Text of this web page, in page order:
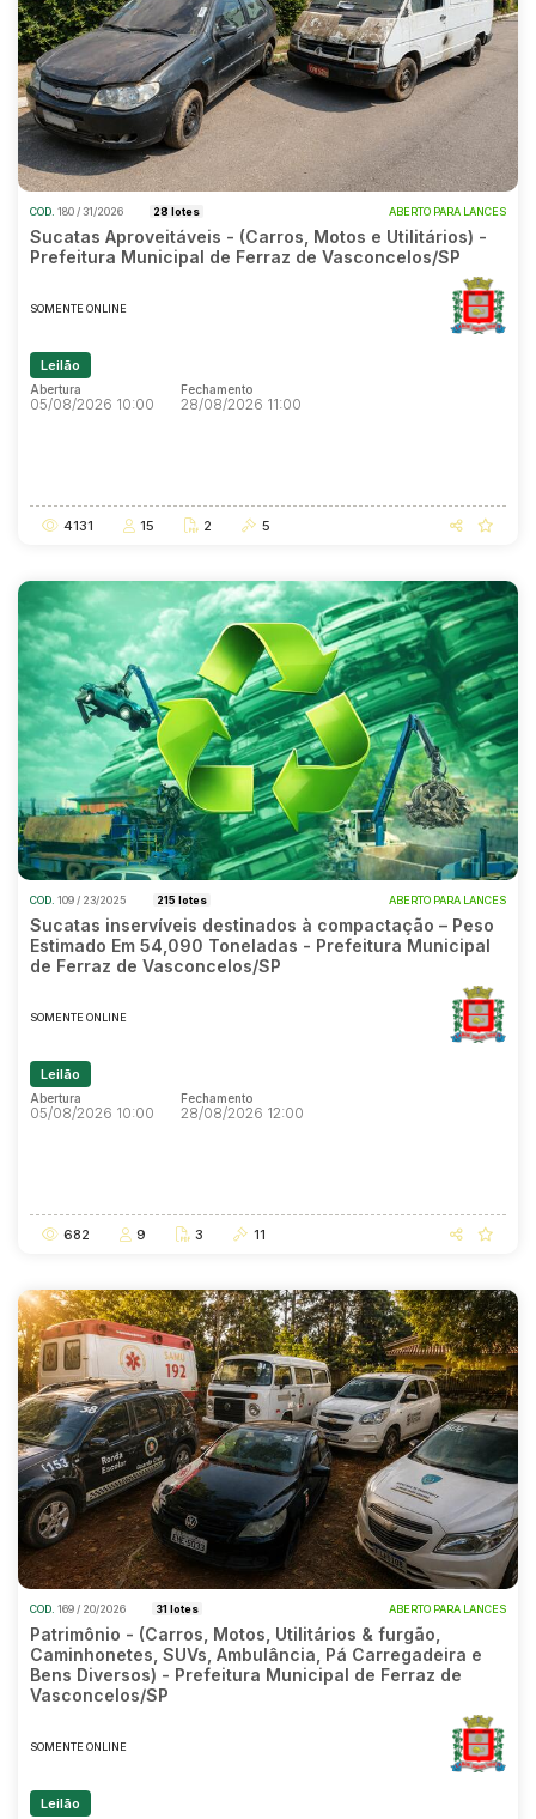
COD. 180 / 31/2026 28 lotes ABERTO PARA LANCES
Sucatas Aproveitáveis - (Carros, Motos e Utilitários) -
Prefeitura Municipal de Ferraz de Vasconcelos/SP
SOMENTE ONLINE
Leilão
Abertura
05/08/2026 10:00
Fechamento
28/08/2026 11:00
4131 15 2 5
COD. 109 / 23/2025 215 lotes ABERTO PARA LANCES
Sucatas inservíveis destinados à compactação – Peso
Estimado Em 54,090 Toneladas - Prefeitura Municipal
de Ferraz de Vasconcelos/SP
SOMENTE ONLINE
Leilão
Abertura
05/08/2026 10:00
Fechamento
28/08/2026 12:00
682 9 3 11
COD. 169 / 20/2026 31 lotes ABERTO PARA LANCES
Patrimônio - (Carros, Motos, Utilitários & furgão,
Caminhonetes, SUVs, Ambulância, Pá Carregadeira e
Bens Diversos) - Prefeitura Municipal de Ferraz de
Vasconcelos/SP
SOMENTE ONLINE
Leilão